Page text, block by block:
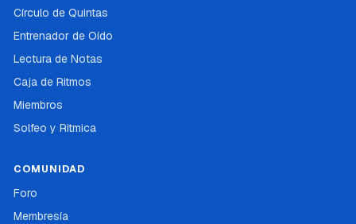
Círculo de Quintas
Entrenador de Oído
Lectura de Notas
Caja de Ritmos
Miembros
Solfeo y Ritmica
COMUNIDAD
Foro
Membresía